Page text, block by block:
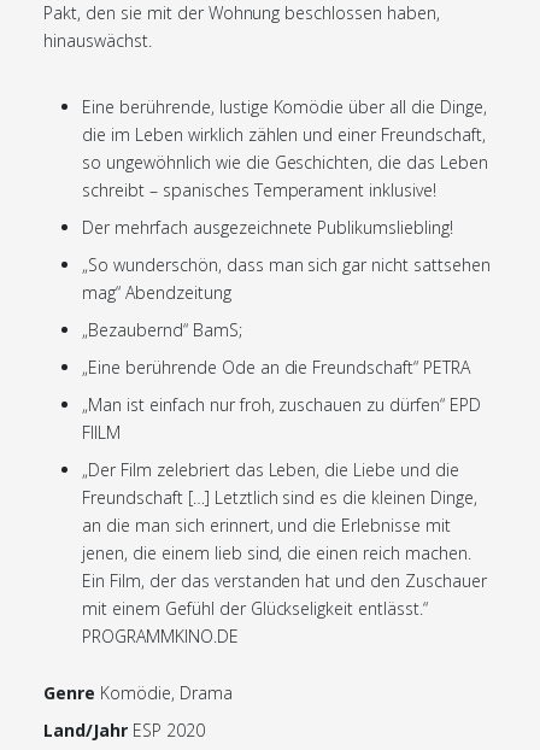
Pakt, den sie mit der Wohnung beschlossen haben,
hinauswächst.
Eine berührende, lustige Komödie über all die Dinge,
die im Leben wirklich zählen und einer Freundschaft,
so ungewöhnlich wie die Geschichten, die das Leben
schreibt – spanisches Temperament inklusive!
Der mehrfach ausgezeichnete Publikumsliebling!
„So wunderschön, dass man sich gar nicht sattsehen
mag“ Abendzeitung
„Bezaubernd“ BamS;
„Eine berührende Ode an die Freundschaft“ PETRA
„Man ist einfach nur froh, zuschauen zu dürfen“ EPD
FIILM
„Der Film zelebriert das Leben, die Liebe und die
Freundschaft […] Letztlich sind es die kleinen Dinge,
an die man sich erinnert, und die Erlebnisse mit
jenen, die einem lieb sind, die einen reich machen.
Ein Film, der das verstanden hat und den Zuschauer
mit einem Gefühl der Glückseligkeit entlässt.“
PROGRAMMKINO.DE
Genre Komödie, Drama
Land/Jahr ESP 2020